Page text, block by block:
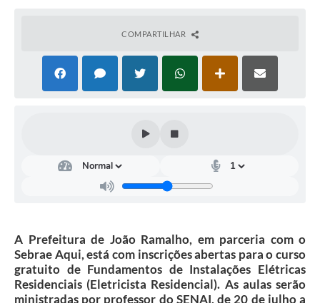
Galeria de Vídeos
COMPARTILHAR
A Prefeitura de João Ramalho, em parceria com o
Sebrae Aqui, está com inscrições abertas para o curso
gratuito de Fundamentos de Instalações Elétricas
Residenciais (Eletricista Residencial). As aulas serão
ministradas por professor do SENAI, de 20 de julho a